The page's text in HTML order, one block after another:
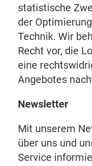
statistische
der
Technik. Wir
Recht vor, die
eine
Angebotes
Newsletter
Mit unserem
über uns und
Service